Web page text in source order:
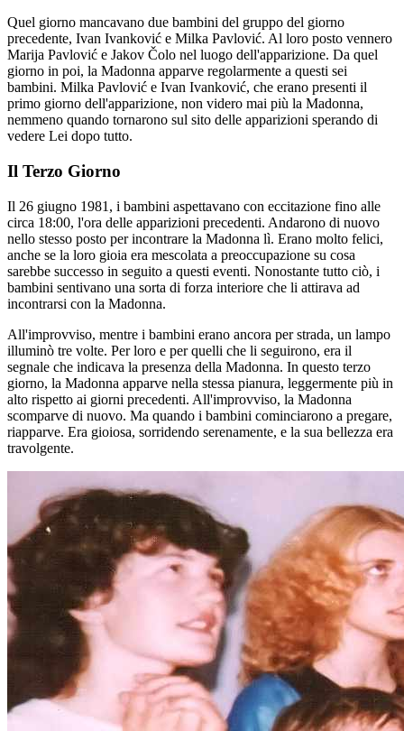
Quel giorno mancavano due bambini del gruppo del giorno
precedente, Ivan Ivanković e Milka Pavlović. Al loro posto vennero
Marija Pavlović e Jakov Čolo nel luogo dell'apparizione. Da quel
giorno in poi, la Madonna apparve regolarmente a questi sei
bambini. Milka Pavlović e Ivan Ivanković, che erano presenti il
primo giorno dell'apparizione, non videro mai più la Madonna,
nemmeno quando tornarono sul sito delle apparizioni sperando di
vedere Lei dopo tutto.
Il Terzo Giorno
Il 26 giugno 1981, i bambini aspettavano con eccitazione fino alle
circa 18:00, l'ora delle apparizioni precedenti. Andarono di nuovo
nello stesso posto per incontrare la Madonna lì. Erano molto felici,
anche se la loro gioia era mescolata a preoccupazione su cosa
sarebbe successo in seguito a questi eventi. Nonostante tutto ciò, i
bambini sentivano una sorta di forza interiore che li attirava ad
incontrarsi con la Madonna.
All'improvviso, mentre i bambini erano ancora per strada, un lampo
illuminò tre volte. Per loro e per quelli che li seguirono, era il
segnale che indicava la presenza della Madonna. In questo terzo
giorno, la Madonna apparve nella stessa pianura, leggermente più in
alto rispetto ai giorni precedenti. All'improvviso, la Madonna
scomparve di nuovo. Ma quando i bambini cominciarono a pregare,
riapparve. Era gioiosa, sorridendo serenamente, e la sua bellezza era
travolgente.